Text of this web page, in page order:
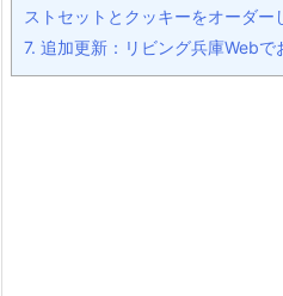
ストセットとクッキーをオーダー
7. 追加更新：リビング兵庫Webで